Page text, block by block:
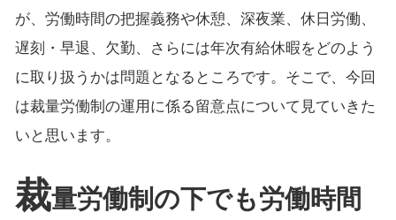
が、労働時間の把握義務や休憩、深夜業、休日労働、
遅刻・早退、欠勤、さらには年次有給休暇をどのよう
に取り扱うかは問題となるところです。そこで、今回
は裁量労働制の運用に係る留意点について見ていきた
いと思います。
裁量労働制の下でも労働時間